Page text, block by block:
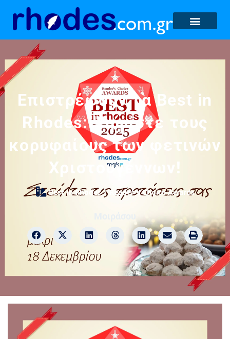
Επιστρέφουν τα Best in
Rhodes: Ψηφίστε τους
κορυφαίους των φετινών
Χριστουγέννων!
Best in Rhodes | Reader's Choice Awards